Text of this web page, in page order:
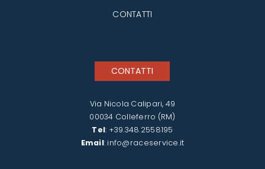
CONTATTI
CONTATTI
Via Nicola Calipari, 49
00034 Colleferro (RM)
Tel: +39.348.2558195
Email: info@raceservice.it